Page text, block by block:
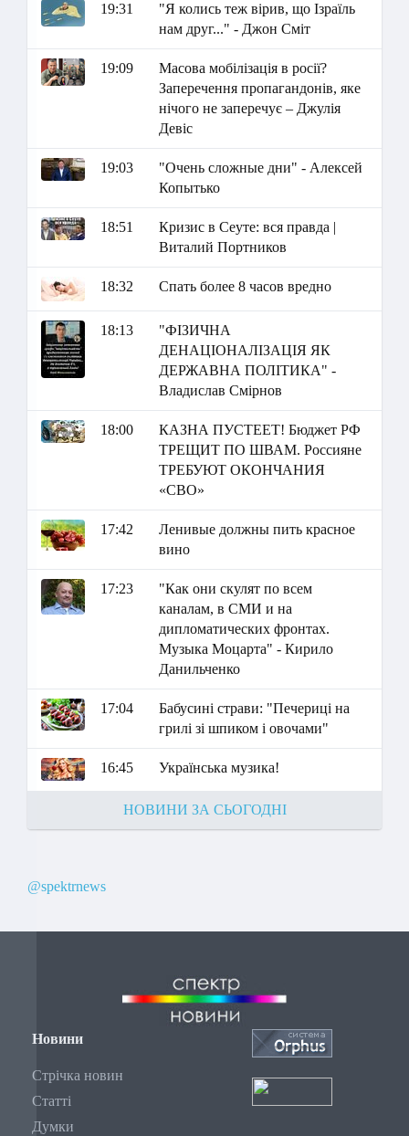
19:31
"Я колись теж вірив, що Ізраїль
нам друг..." - Джон Сміт
19:09
Масова мобілізація в росії?
Заперечення пропагандонів, яке
нічого не заперечує – Джулія
Девіс
19:03
"Очень сложные дни" - Алексей
Копытько
18:51
Кризис в Сеуте: вся правда |
Виталий Портников
18:32 Спать более 8 часов вредно
18:13
"ФІЗИЧНА
ДЕНАЦІОНАЛІЗАЦІЯ ЯК
ДЕРЖАВНА ПОЛІТИКА" -
Владислав Смірнов
18:00
КАЗНА ПУСТЕЕТ! Бюджет РФ
ТРЕЩИТ ПО ШВАМ. Россияне
ТРЕБУЮТ ОКОНЧАНИЯ
«СВО»
17:42
Ленивые должны пить красное
вино
17:23
"Как они скулят по всем
каналам, в СМИ и на
дипломатических фронтах.
Музыка Моцарта" - Кирило
Данильченко
17:04
Бабусині страви: "Печериці на
грилі зі шпиком і овочами"
16:45 Українська музика!
НОВИНИ ЗА СЬОГОДНІ
@spektrnews
Новини
Стрічка новин
Статті
Думки